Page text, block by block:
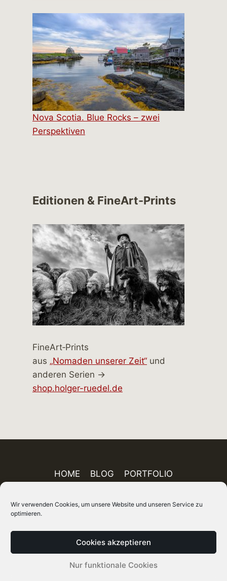
Wir verwenden Cookies, um unsere Website und unseren Service zu
optimieren.
Cookies akzeptieren
Nur funktionale Cookies
Nova Scotia. Blue Rocks – zwei
Perspektiven
Editionen & FineArt-Prints
FineArt‑Prints
aus „Nomaden unserer Zeit“ und
anderen Serien →
shop.holger-ruedel.de
HOME BLOG
PORTFOLIO
ÜBER MICH
DATENSCHUTZ
AGB SITEMAP
© 2026 Holger Rüdel DGPh – Fotograf, Autor